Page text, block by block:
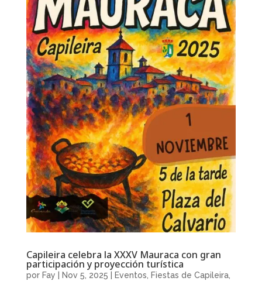
Capileira celebra la XXXV Mauraca con gran
participación y proyección turística
por Fay Nov 5, 2025 Eventos, Fiestas de Capileira,